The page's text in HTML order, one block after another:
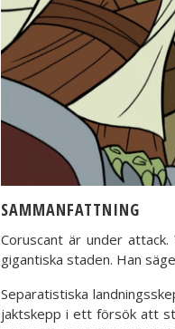
SAMMANFATTNING
Coruscant är under
gigantiska staden. Han
Separatistiska
jaktskepp i ett försök att